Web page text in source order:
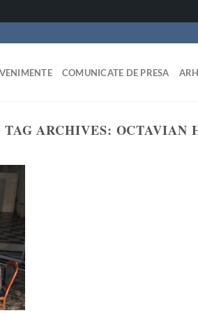
COMUNICATE DE PRESA
TAG ARCHIVES: OCTAVIAN